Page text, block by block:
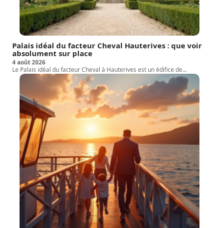
Palais idéal du facteur Cheval Hauterives : que voir
absolument sur place
4 août 2026
Le Palais idéal du facteur Cheval à Hauterives est un édifice de…